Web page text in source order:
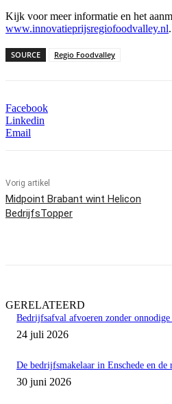
Kijk voor meer informatie en het
www.innovatieprijsregiofoodvalley.nl.
SOURCE Regio Foodvalley
Facebook
Linkedin
Email
Vorig artikel
Midpoint Brabant wint Helicon
BedrijfsTopper
GERELATEERD
Bedrijfsafval afvoeren zonder onnodige
24 juli 2026
De bedrijfsmakelaar in Enschede en de
30 juni 2026